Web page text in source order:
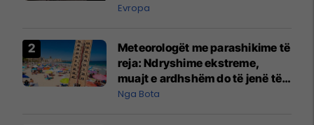
Evropa
Meteorologët me parashikime të
reja: Ndryshime ekstreme,
muajt e ardhshëm do të jenë të
pazakontë
Nga Bota